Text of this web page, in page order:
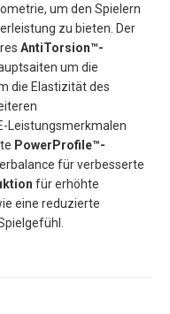
um den Spielern
zu bieten. Der
AntiTorsion™-
um die
die Elastizität des
Leistungsmerkmalen
PowerProfile™-
für verbesserte
für erhöhte
eine reduzierte